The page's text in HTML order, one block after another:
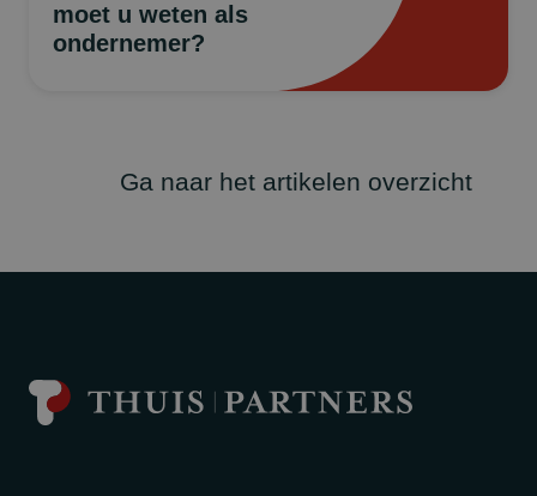
moet u weten als
ondernemer?
Ga naar het artikelen overzicht